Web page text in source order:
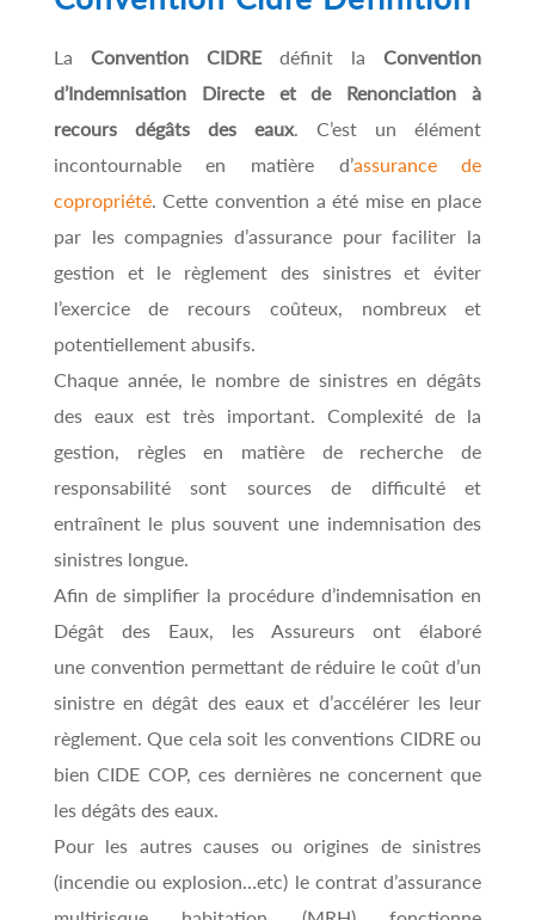
La Convention CIDREdéfinit laConvention
d’Indemnisation Directe et de Renonciation à
recours dégâts des eaux. C’est un élément
incontournable en matière d’assurance de
copropriété. Cette convention a été mise en place
par les compagnies d’assurance pour faciliter la
gestion et le règlement des sinistres et éviter
l’exercice de recours coûteux, nombreux et
potentiellement abusifs.
Chaque année, le nombre de sinistres en dégâts
des eaux est très important. Complexité de la
gestion, règles en matière de recherche de
responsabilité sont sources de difficulté et
entraînent le plus souvent une indemnisation des
sinistres longue.
Afin de simplifier la procédure d’indemnisation en
Dégât des Eaux, les Assureurs ont élaboré
une convention permettant de réduire lecoût d’un
sinistre en dégât des eaux et d’accélérer les leur
règlement. Que cela soit les conventions CIDRE ou
bien CIDE COP, ces dernières ne concernent que
les dégâts des eaux.
Pour les autres causes ou origines de sinistres
(incendie ou explosion…etc) le contrat d’assurance